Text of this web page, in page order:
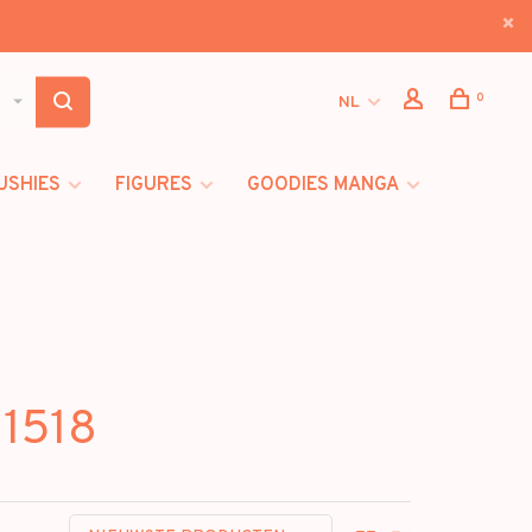
NL 0
FIGURES
GOODIES MANGA